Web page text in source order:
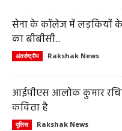
सेना के कॉलेज में लड़कियों
का बीबीसी...
अंतर्राष्ट्रीय Rakshak News
आईपीएस आलोक कुमार
कविता है
पुलिस Rakshak News